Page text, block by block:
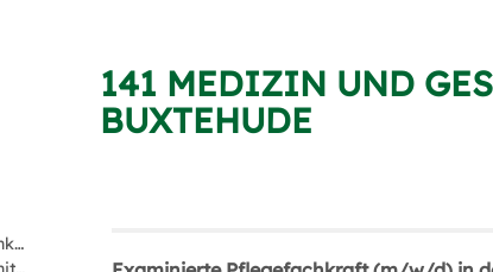
Pflege (Alten-, Gesundheits-, Krankenpfleger) (68)
141 MEDIZIN UND
BUXTEHUDE